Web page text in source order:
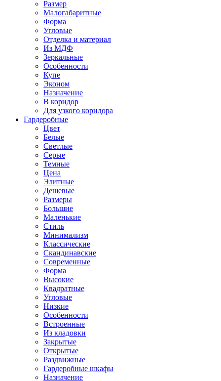
Размер
Малогабаритные
Форма
Угловые
Отделка и материал
Из МДФ
Зеркальные
Особенности
Купе
Эконом
Назначение
В коридор
Для узкого коридора
Гардеробные
Цвет
Белые
Светлые
Серые
Темные
Цена
Элитные
Дешевые
Размеры
Большие
Маленькие
Стиль
Минимализм
Классические
Скандинавские
Современные
Форма
Высокие
Квадратные
Угловые
Низкие
Особенности
Встроенные
Из кладовки
Закрытые
Открытые
Раздвижные
Гардеробные шкафы
Назначение